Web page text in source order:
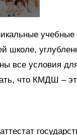
школе,
все условия
что КМДШ –